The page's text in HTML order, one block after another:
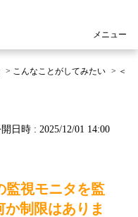
メニュー
> こんなことがしてみたい > ＜
日時 : 2025/12/01 14:00
監視モニタを監
制限はありま